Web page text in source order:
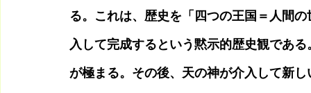
る。これは、歴史を「四つの王国＝人間
入して完成するという黙示的歴史観であ
が極まる。その後、天の神が介入して新